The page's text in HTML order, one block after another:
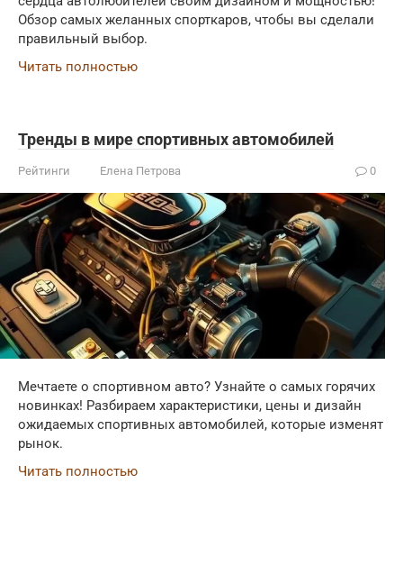
Обзор самых желанных спорткаров, чтобы вы сделали
правильный выбор.
Читать полностью
Тренды в мире спортивных автомобилей
Рейтинги Елена Петрова 0
Мечтаете о спортивном авто? Узнайте о самых горячих
новинках! Разбираем характеристики, цены и дизайн
ожидаемых спортивных автомобилей, которые изменят
рынок.
Читать полностью